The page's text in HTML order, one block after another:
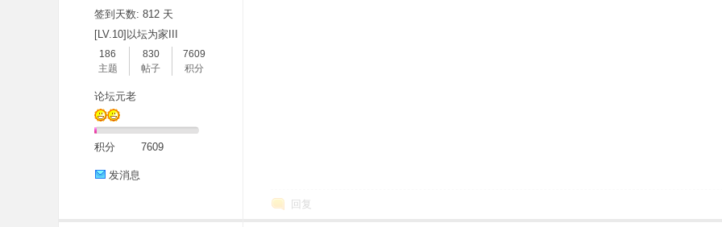
签到天数: 812 天
[LV.10]以坛为家III
186
主题
830
帖子
7609
积分
论坛元老
积分 7609
发消息
回复